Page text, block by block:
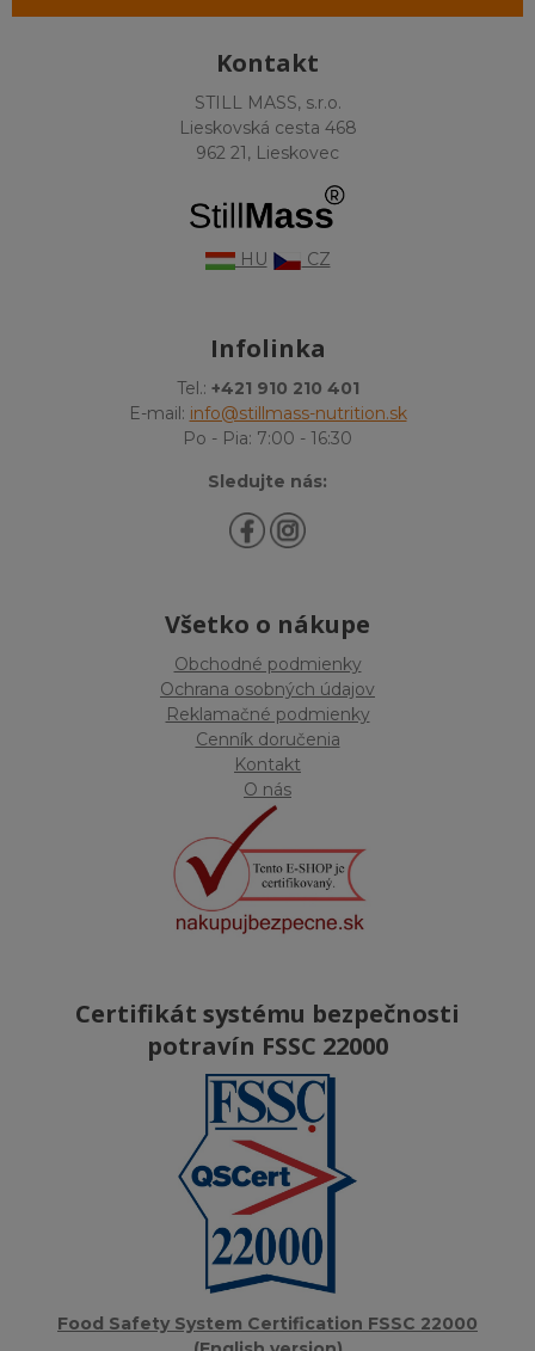
Kontakt
STILL MASS, s.r.o.
Lieskovská cesta 468
962 21, Lieskovec
HU CZ
Infolinka
Tel.: +421 910 210 401
E-mail: info@stillmass-nutrition.sk
Po - Pia: 7:00 - 16:30
Sledujte nás:
Všetko o nákupe
Obchodné podmienky
Ochrana osobných údajov
Reklamačné podmienky
Cenník doručenia
Kontakt
O nás
Certifikát systému bezpečnosti
potravín FSSC 22000
Food Safety System Certification FSSC 22000